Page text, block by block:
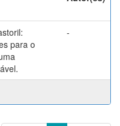
para o
-